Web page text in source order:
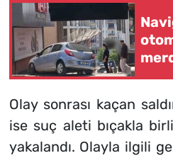
Olay sonrası kaçan
ise suç aleti bıçakla
yakalandı. Olayla ilgili